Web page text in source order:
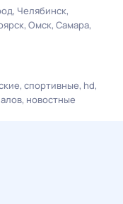
Челябинск
Омск Самара
спортивные hd
новостные